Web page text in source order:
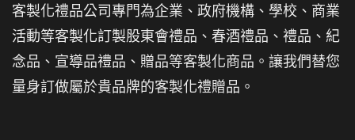
客製化禮品公司專門為企業、政府機構、學校、商業
活動等客製化訂製股東會禮品、春酒禮品、禮品、紀
念品、宣導品禮品、贈品等客製化商品。讓我們替您
量身訂做屬於貴品牌的客製化禮贈品。